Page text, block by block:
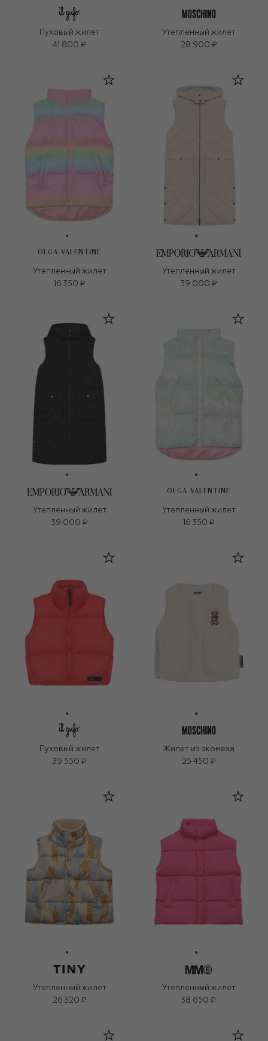
Пуховый жилет
41 800 ₽
Утепленный жилет
28 900 ₽
OLGA VALENTINE
Утепленный жилет
16 350 ₽
Утепленный жилет
39 000 ₽
Утепленный жилет
39 000 ₽
OLGA VALENTINE
Утепленный жилет
16 350 ₽
Пуховый жилет
39 550 ₽
Жилет из экомеха
25 450 ₽
Утепленный жилет
26 320 ₽
Утепленный жилет
38 650 ₽